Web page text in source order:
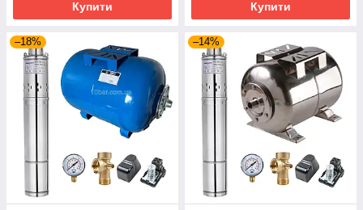
Купити Купити
–18% –14%